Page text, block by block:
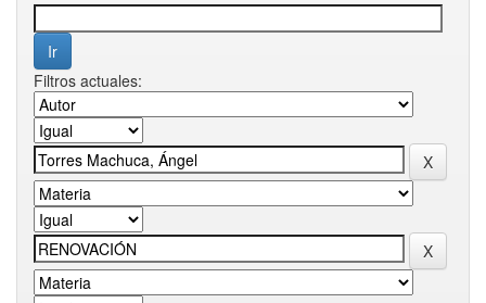
Filtros actuales: